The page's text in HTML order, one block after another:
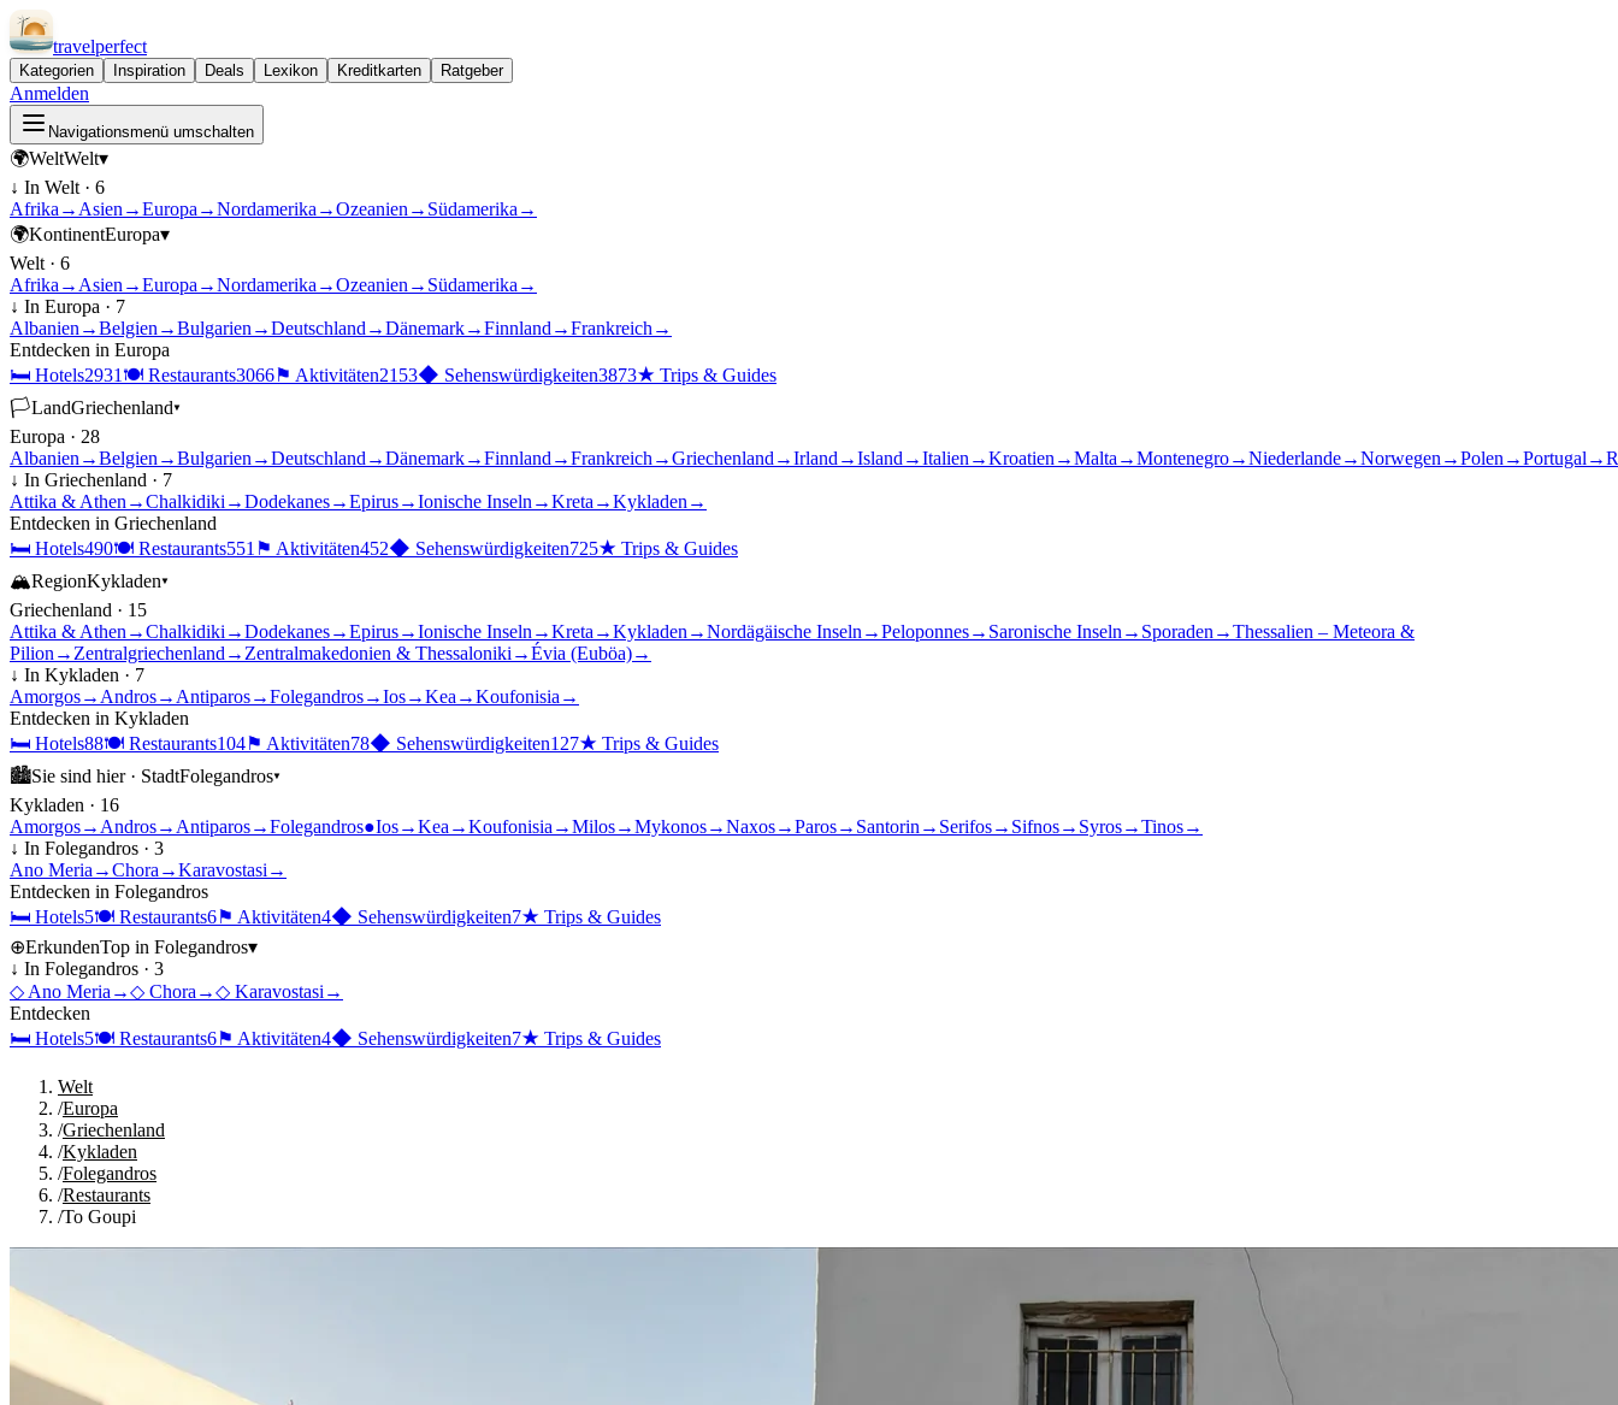
travelperfect
Kategorien Inspiration Deals Lexikon Kreditkarten Ratgeber
Anmelden
Navigationsmenü umschalten
🌍WeltWelt▾
↓ In Welt · 6
Afrika → Asien →Europa →Nordamerika →Ozeanien → Südamerika →
🌍KontinentEuropa▾
Welt · 6
Afrika → Asien →Europa →Nordamerika →Ozeanien → Südamerika →
↓ In Europa · 7
Albanien →Belgien →Bulgarien →Deutschland →Dänemark→Finnland →Frankreich →
Entdecken in Europa
🛏 Hotels2931 🍽 Restaurants3066⚑ Aktivitäten2153◆ Sehenswürdigkeiten3873★ Trips & Guides
🏳LandGriechenland▾
Europa · 28
Albanien →Belgien →Bulgarien →Deutschland →Dänemark→Finnland →Frankreich →Griechenland →Irland →Island →Italien →Kroatien →Malta →Montenegro→Niederlande→Norwegen →Polen →Portugal →
↓ In Griechenland · 7
Attika & Athen →Chalkidiki →Dodekanes→Epirus→Ionische Inseln →Kreta →Kykladen →
Entdecken in Griechenland
🛏 Hotels490🍽 Restaurants551 ⚑ Aktivitäten452◆ Sehenswürdigkeiten725★ Trips & Guides
🏔RegionKykladen▾
Griechenland · 15
Attika & Athen →Chalkidiki →Dodekanes→Epirus→Ionische Inseln →Kreta →Kykladen →Nordägäische Inseln →Peloponnes→ Saronische Inseln → Sporaden →Thessalien – Meteora &
Pilion → Zentralgriechenland → Zentralmakedonien & Thessaloniki →Évia (Euböa)→
↓ In Kykladen · 7
Amorgos→ Andros→ Antiparos→Folegandros→Ios→Kea →Koufonisia →
Entdecken in Kykladen
🛏 Hotels88🍽 Restaurants104⚑ Aktivitäten78◆ Sehenswürdigkeiten127★ Trips & Guides
🏙Sie sind hier · StadtFolegandros▾
Kykladen · 16
Amorgos→ Andros→ Antiparos→Folegandros●Ios→Kea →Koufonisia →Milos→Mykonos→Naxos→Paros→ Santorin → Serifos→ Sifnos→ Syros→Tinos→
↓ In Folegandros · 3
Ano Meria →Chora →Karavostasi →
Entdecken in Folegandros
🛏 Hotels5🍽 Restaurants6⚑ Aktivitäten4◆ Sehenswürdigkeiten7★ Trips & Guides
⊕ErkundenTop in Folegandros▾
↓ In Folegandros · 3
◇ Ano Meria →◇ Chora →◇ Karavostasi →
Entdecken
🛏 Hotels5🍽 Restaurants6⚑ Aktivitäten4◆ Sehenswürdigkeiten7★ Trips & Guides
Welt
/Europa
/Griechenland
/Kykladen
/Folegandros
/Restaurants
/To Goupi